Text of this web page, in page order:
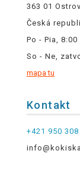
363 01 Ostrov
Česká
Po - Pia, 8:00
So - Ne,
mapa tu
Kontakt
+421 950